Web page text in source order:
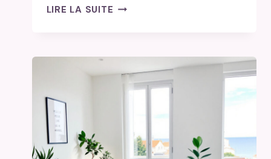
LIRE LA SUITE COACHING
RETROUVER
CADRE